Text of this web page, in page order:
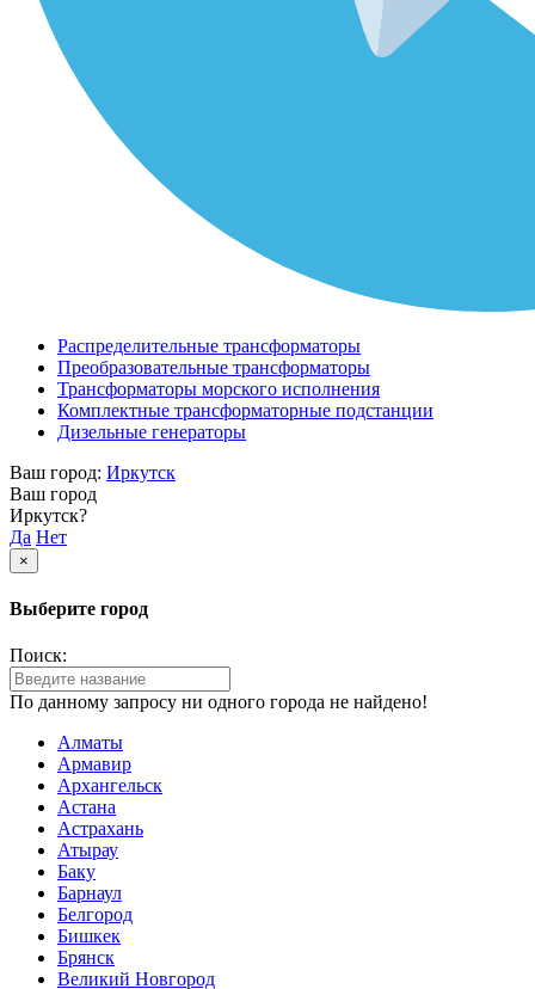
Распределительные трансформаторы
Преобразовательные трансформаторы
Трансформаторы морского исполнения
Комплектные трансформаторные подстанции
Дизельные генераторы
Ваш город: Иркутск
Ваш город
Иркутск?
Да Нет
×
Выберите город
Поиск:
По данному запросу ни одного города не найдено!
Алматы
Армавир
Архангельск
Астана
Астрахань
Атырау
Баку
Барнаул
Белгород
Бишкек
Брянск
Великий Новгород